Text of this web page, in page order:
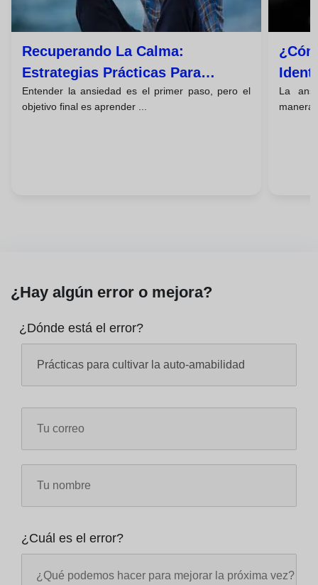
Recuperando La Calma:
Estrategias Prácticas Para
Gestionar La Ansiedad
Entender la ansiedad es el primer paso, pero el
objetivo final es aprender ...
La
¿Hay algún error o mejora?
¿Dónde está el error?
¿Cuál es el error?